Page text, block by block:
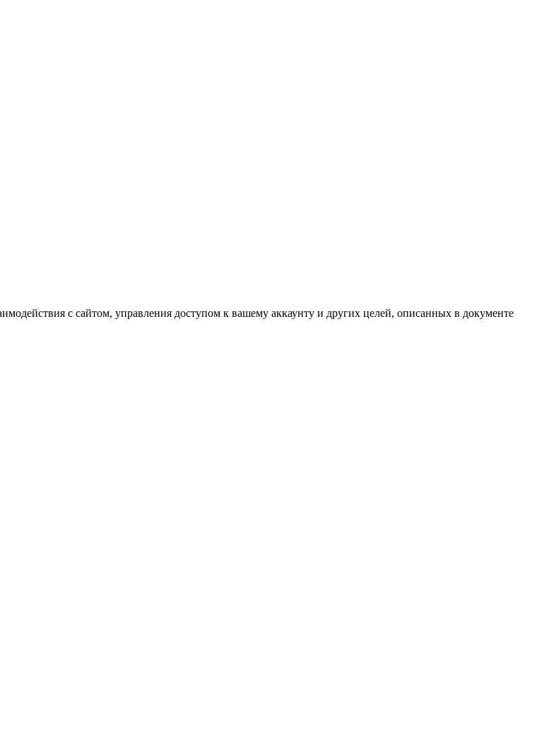
с сайтом, управления доступом к вашему аккаунту и других целей, описанных в документе